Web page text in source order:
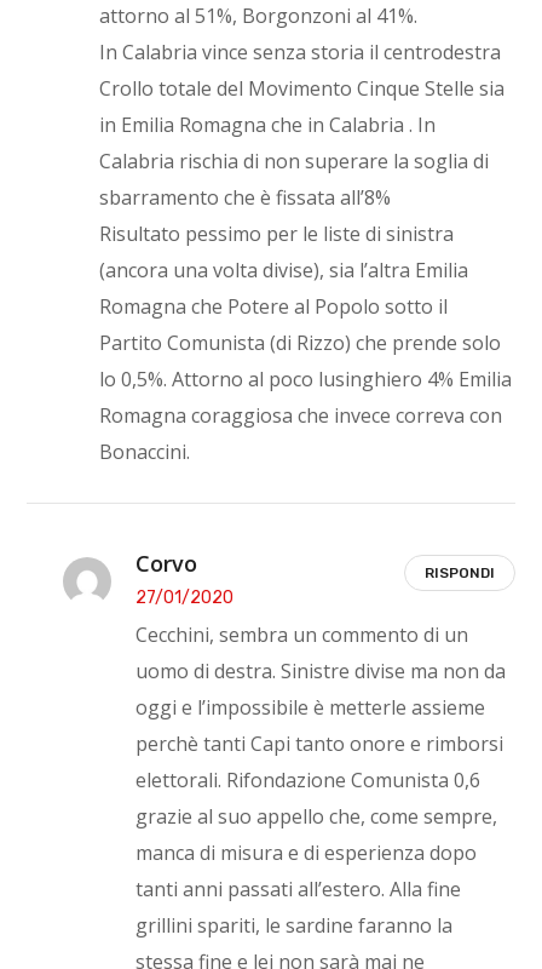
attorno al 51%, Borgonzoni al 41%.
In Calabria vince senza storia il centrodestra
Crollo totale del Movimento Cinque Stelle sia
in Emilia Romagna che in Calabria . In
Calabria rischia di non superare la soglia di
sbarramento che è fissata all’8%
Risultato pessimo per le liste di sinistra
(ancora una volta divise), sia l’altra Emilia
Romagna che Potere al Popolo sotto il
Partito Comunista (di Rizzo) che prende solo
lo 0,5%. Attorno al poco lusinghiero 4% Emilia
Romagna coraggiosa che invece correva con
Bonaccini.
Corvo
27/01/2020
Cecchini, sembra un commento di un
uomo di destra. Sinistre divise ma non da
oggi e l’impossibile è metterle assieme
perchè tanti Capi tanto onore e rimborsi
elettorali. Rifondazione Comunista 0,6
grazie al suo appello che, come sempre,
manca di misura e di esperienza dopo
tanti anni passati all’estero. Alla fine
grillini spariti, le sardine faranno la
stessa fine e lei non sarà mai ne
RISPONDI